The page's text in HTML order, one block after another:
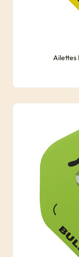
Ailettes